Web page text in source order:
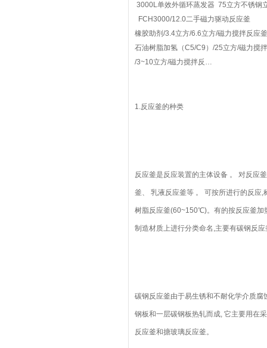
3000L单效外循环蒸发器 75立方不锈
FCH3000/12.0二手磁力驱动反应釜
橡胶助剂/3.4立方/6.6立方/磁力搅拌反应
石油树脂加氢（C5/C9）/25立方/磁力搅
/3~10立方/磁力搅拌反…
1.反应釜的种类
反应釜是反应装置的主体设备 。 对反应
釜、 乳液反应釜等 。 可按所进行的反
树脂反应釜(60~150℃)。有的按反应釜加
制造材质上进行分类命名,主要有碳钢反
碳钢反应釜由于易生锈和不耐化学介质
钢板和一层碳钢板热轧而成, 它主要用在
反应釜和搪玻璃反应釜。